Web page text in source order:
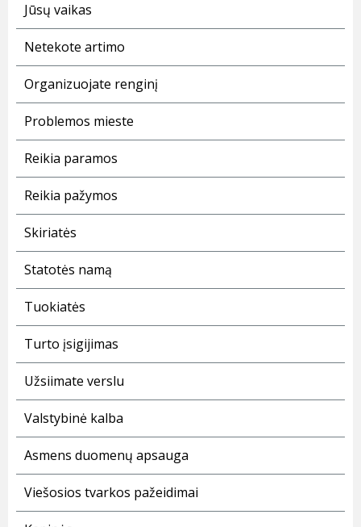
Jūsų vaikas
Netekote artimo
Organizuojate renginį
Problemos mieste
Reikia paramos
Reikia pažymos
Skiriatės
Statotės namą
Tuokiatės
Turto įsigijimas
Užsiimate verslu
Valstybinė kalba
Asmens duomenų apsauga
Viešosios tvarkos pažeidimai